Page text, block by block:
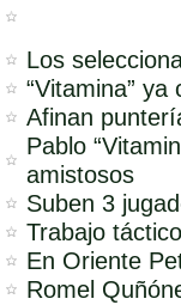
Los
“Vitamina”
Afinan
Pablo
amistosos
Suben 3
Trabajo
En Oriente
Romel